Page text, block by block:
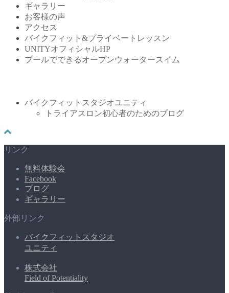
ギャラリー
お客様の声
アクセス
バイクフィット&プライベートレッスン
UNITYオフィシャルHP
プールでできるオープンウォータースイム
バイクフィットスタジオユニティ
トライアスロン初心者のためのブログ
リンク
無料体験会
Facebook
ブログ
ギャラリー
外部リンク
バイクフィットスタジオ
ユニティ
株式会社
Field of Potentiality